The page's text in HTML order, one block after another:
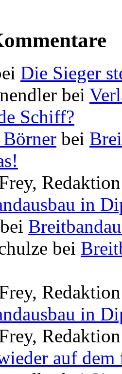
Die Sieger
bei
Schiff?
bei
in
bei
in
auf dem